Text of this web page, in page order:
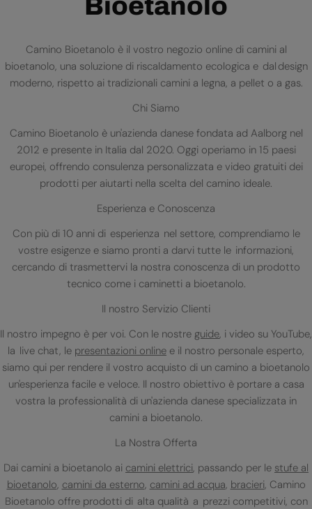
Camino Bioetanolo è il vostro negozio online di camini al
bioetanolo, una soluzione di riscaldamento ecologica e dal design
moderno, rispetto ai tradizionali camini a legna, a pellet o a gas.
Chi Siamo
Camino Bioetanolo è un'azienda danese fondata ad Aalborg nel
2012 e presente in Italia dal 2020. Oggi operiamo in 15 paesi
europei, offrendo consulenza personalizzata e video gratuiti dei
prodotti per aiutarti nella scelta del camino ideale.
Esperienza e Conoscenza
Con più di 10 anni di esperienza nel settore, comprendiamo le
vostre esigenze e siamo pronti a darvi tutte le informazioni,
cercando di trasmettervi la nostra conoscenza di un prodotto
tecnico come i caminetti a bioetanolo.
Il nostro Servizio Clienti
Il nostro impegno è per voi. Con le nostre guide, i video su YouTube,
la live chat, le presentazioni online e il nostro personale esperto,
siamo qui per rendere il vostro acquisto di un camino a bioetanolo
un'esperienza facile e veloce. Il nostro obiettivo è portare a casa
vostra la professionalità di un'azienda danese specializzata in
camini a bioetanolo.
La Nostra Offerta
Dai camini a bioetanolo ai camini elettrici, passando per le stufe al
bioetanolo, camini da esterno, camini ad acqua, bracieri, Camino
Bioetanolo offre prodotti di alta qualità a prezzi competitivi, con